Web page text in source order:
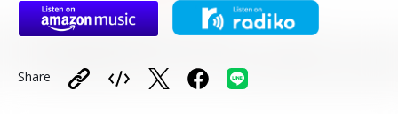
Share